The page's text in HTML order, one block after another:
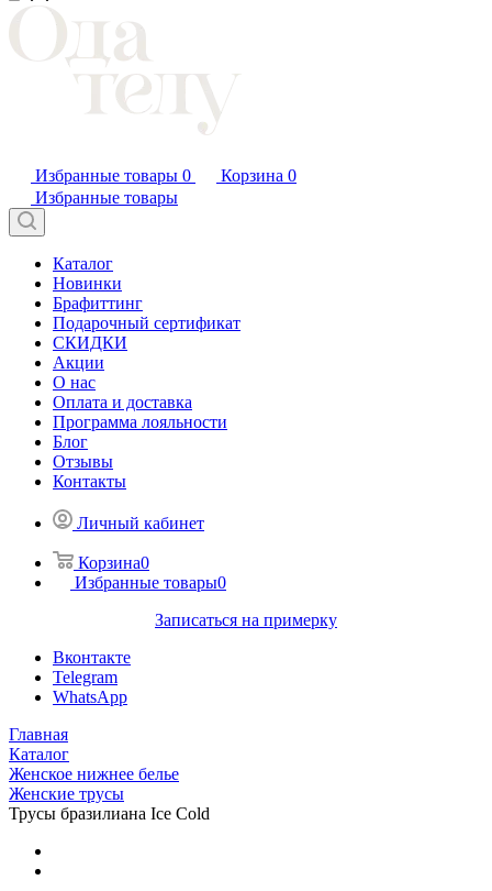
Избранные товары 0 Корзина 0
Избранные товары
Каталог
Новинки
Брафиттинг
Подарочный сертификат
СКИДКИ
Акции
О нас
Оплата и доставка
Программа лояльности
Блог
Отзывы
Контакты
Личный кабинет
Корзина0
Избранные товары0
Записаться на примерку
Вконтакте
Telegram
WhatsApp
Главная
Каталог
Женское нижнее белье
Женские трусы
Трусы бразилиана Ice Cold